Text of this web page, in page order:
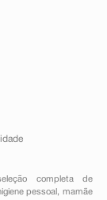
completa de
pessoal ,mamãe